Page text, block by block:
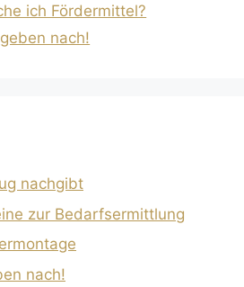
ich Fördermittel?
nach!
nachgibt
zur Bedarfsermittlung
nach!